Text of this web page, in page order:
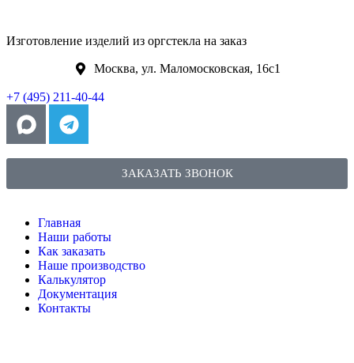
Изготовление изделий из оргстекла на заказ
Москва, ул. Маломосковская, 16с1
+7 (495) 211-40-44
ЗАКАЗАТЬ ЗВОНОК
Главная
Наши работы
Как заказать
Наше производство
Калькулятор
Документация
Контакты